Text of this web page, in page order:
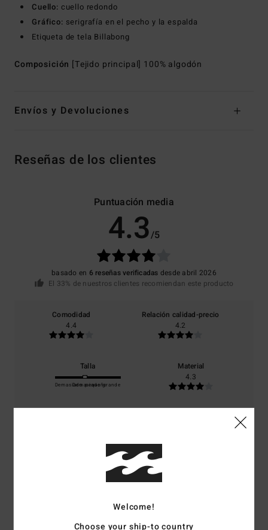
Cuello: cuello redondo
Gráfico: serigrafía en el pecho y la espalda
Etiqueta de tela Billabong
Composición [Tejido principal] 100% algodón
Envíos y Devoluciones
Reseñas de los clientes
Puntuación media
4.3/5
basado en 6 reseñas verificadas desde abril 2026
El 33% de nuestros clientes recomiendan este producto
Comodidad
4.4
Relación calidad-precio
4.2
Talla
Demasiado pequeño
Demasiado grande
Material
4.3
4
Welcome!
Choose your ship-to country